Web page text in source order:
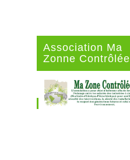
Association Ma
Zonne Contrôlée